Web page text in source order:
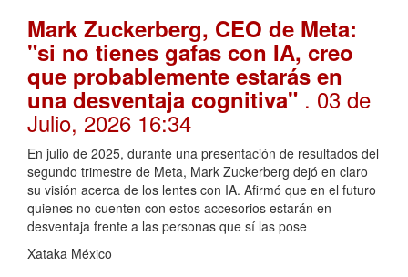
Mark Zuckerberg, CEO de Meta:
"si no tienes gafas con IA, creo
que probablemente estarás en
una desventaja cognitiva" . 03 de
Julio, 2026 16:34
En julio de 2025, durante una presentación de resultados del
segundo trimestre de Meta, Mark Zuckerberg dejó en claro
su visión acerca de los lentes con IA. Afirmó que en el futuro
quienes no cuenten con estos accesorios estarán en
desventaja frente a las personas que sí las pose
Xataka México